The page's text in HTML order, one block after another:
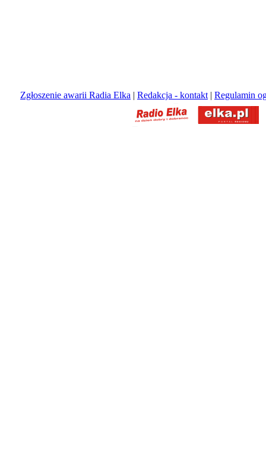
Zgłoszenie awarii Radia Elka | Redakcja - kontakt | Regulamin